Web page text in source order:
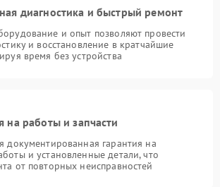
диагностика и быстрый ремонт
и опыт позволяют провести
и восстановление в кратчайшие
время без устройства
на работы и запчасти
документированная гарантия на
и установленные детали, что
от повторных неисправностей